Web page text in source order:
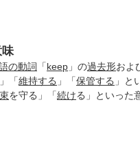
味
の動詞 「keep 」の過去形およ
」「維持する 」「保管する 」と
を守る」「続ける」といった